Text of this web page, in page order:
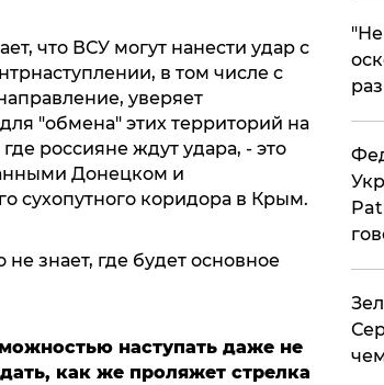
что ВСУ могут нанести удар с
в том числе с
уверяет
"обмена" этих территорий на
россияне ждут удара, - это
Донецком и
сухопутного коридора в Крым.
знает, где будет основное
наступать даже не
как же проляжет стрелка